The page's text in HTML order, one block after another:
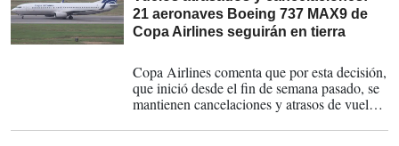
21 aeronaves Boeing 737 MAX9 de
Copa Airlines seguirán en tierra
Copa Airlines comenta que por esta decisión,
que inició desde el fin de semana pasado, se
mantienen cancelaciones y atrasos de vuelos.
vuelo y contactar a la aerolínea.